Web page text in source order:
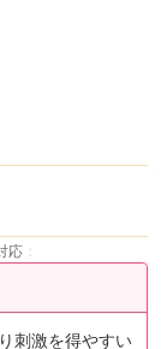
応
刺激を得やすい